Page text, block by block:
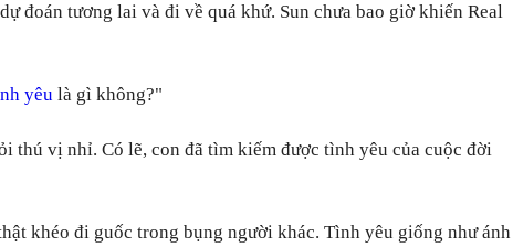
đoán tương lai và đi về quá khứ. Sun chưa bao giờ khiến Real
yêu là gì không?"
thú vị nhỉ. Có lẽ, con đã tìm kiếm được tình yêu của cuộc đời
khéo đi guốc trong bụng người khác. Tình yêu giống như ánh